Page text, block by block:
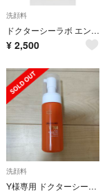
洗顔料
ドクターシーラボ エンリッチリフトウォッシングフォームEX 150ml
¥ 2,500
洗顔料
Y様専用 ドクターシーラボ おまとめ